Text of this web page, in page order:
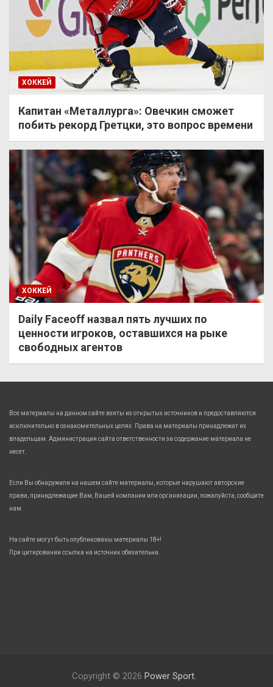
ХОККЕЙ
Капитан «Металлурга»: Овечкин сможет
побить рекорд Гретцки, это вопрос времени
ХОККЕЙ
Daily Faceoff назвал пять лучших по
ценности игроков, оставшихся на рыке
свободных агентов
Все материалы на данном сайте взяты из открытых источников и предоставляются
исключительно в ознакомительных целях. Права на материалы принадлежат их
владельцам. Администрация сайта ответственности за содержание материала не
несет.
Если Вы обнаружили на нашем сайте материалы, которые нарушают авторские
права, принадлежащие Вам, Вашей компании или организации, пожалуйста, сообщите
нам.
На сайте могут быть опубликованы материалы 18+!
При цитировании ссылка на источник обязательна.
Copyright © 2026 Power Sport.